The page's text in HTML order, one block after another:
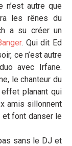
n’est autre que
les rênes du
a su créer un
. Qui dit Ed
ce n’est autre
avec Irfane.
le chanteur du
planant qui
amis sillonnent
font danser le
sans le DJ et